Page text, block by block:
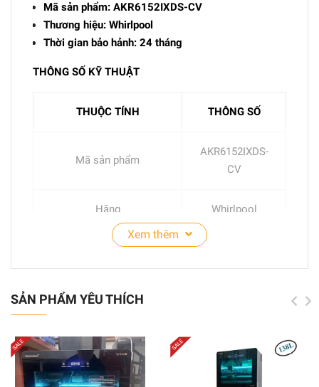
Mã sản phẩm: AKR6152IXDS-CV
Thương hiệu: Whirlpool
Thời gian bảo hảnh: 24 tháng
THÔNG SỐ KỸ THUẬT
THUỘC TÍNH THÔNG SỐ
Mã sản phẩm
AKR6152IXDS-
CV
Hãng Whirlpool
Xuất xứ
Loại sản phẩm
Kích thước (HxWxD)
mm
Xem thêm
SẢN PHẨM YÊU THÍCH